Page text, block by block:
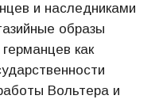
и наследниками
образы
как
Вольтера и